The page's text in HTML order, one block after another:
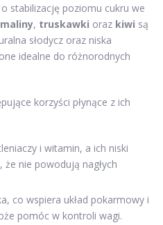
stabilizację poziomu cukru we
maliny, truskawki oraz kiwi są
słodycz oraz niska
idealne do różnorodnych
korzyści płynące z ich
i witamin, a ich niski
że nie powodują nagłych
co wspiera układ pokarmowy i
pomóc w kontroli wagi.